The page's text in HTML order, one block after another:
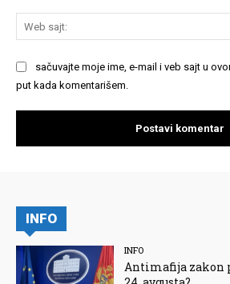
sačuvajte moje ime, e-mail i veb sajt u
put kada komentarišem.
INFO
INFO
Antimafija zakon